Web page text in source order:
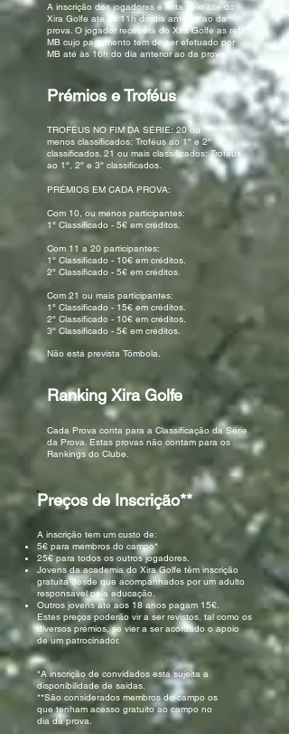
A inscrição dos jogadores é feita pelo site do
Xira Golfe até às 11h do dia anterior ao da
prova. O jogador receberá do Xira Golfe as refs
MB cujo pagamento tem de ser efetuado por
MB até às 16h do dia anterior ao da prova.
Prémios e Troféus
TROFÉUS NO FIM DA SÉRIE: ​20 ou
menos classificados: Troféus ao 1º e 2º
classificados. 21 ou mais classificados: Troféus
ao 1º, 2º e 3º classificados.
PRÉMIOS EM CADA PROVA:
Com 10, ou menos participantes:
1º Classificado - 5€ em créditos.
Com 11 a 20 participantes:
1º Classificado - 10€ em créditos.
2º Classificado - 5€ em créditos.
Com 21 ou mais participantes:
1º Classificado - 15€ em créditos.
2º Classificado - 10€ em créditos.
3º Classificado - 5€ em créditos.
Não está prevista Tômbola.
Ranking Xira Golfe
Cada Prova conta para a Classificação da Série
da Prova. Estas provas não contam para os
Rankings do Clube.
Preços de Inscrição**
A inscrição tem um custo de:
5€ para membros do campo*
25€ para todos os outros jogadores.
Jovens da academia do Xira Golfe têm inscrição
gratuita desde que acompanhados por um adulto
responsável pela educação.
Outros jovens até aos 18 anos pagam 15€.
Estes preços poderão vir a ser revistos, tal como os
diversos prémios, se vier a ser acordado o apoio
de um patrocinador.
*A inscrição de convidados está sujeita a
disponibilidade de saídas.
**São considerados membros do campo os
que tenham acesso gratuito ao campo no
dia da prova.